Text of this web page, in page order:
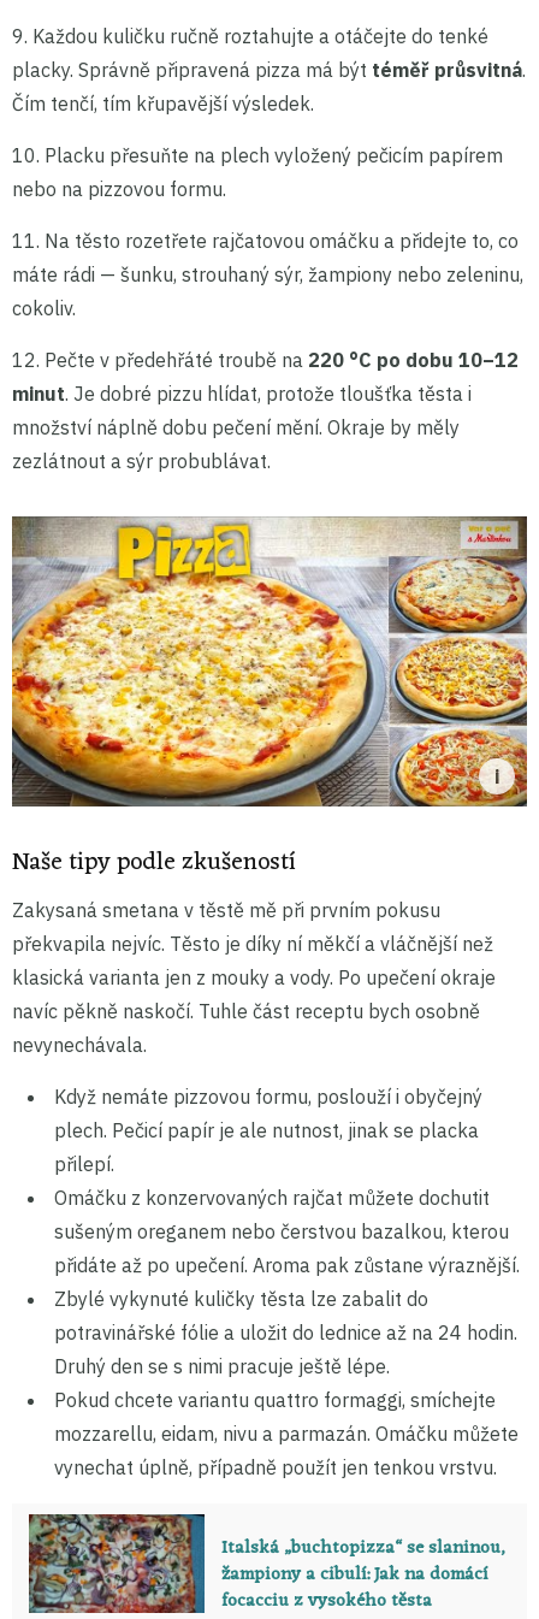
9. Každou kuličku ručně roztahujte a otáčejte do tenké
placky. Správně připravená pizza má být téměř průsvitná.
Čím tenčí, tím křupavější výsledek.
10. Placku přesuňte na plech vyložený pečicím papírem
nebo na pizzovou formu.
11. Na těsto rozetřete rajčatovou omáčku a přidejte to, co
máte rádi — šunku, strouhaný sýr, žampiony nebo zeleninu,
cokoliv.
12. Pečte v předehřáté troubě na 220 °C po dobu 10–12
minut. Je dobré pizzu hlídat, protože tloušťka těsta i
množství náplně dobu pečení mění. Okraje by měly
zezlátnout a sýr probublávat.
Naše tipy podle zkušeností
Zakysaná smetana v těstě mě při prvním pokusu
překvapila nejvíc. Těsto je díky ní měkčí a vláčnější než
klasická varianta jen z mouky a vody. Po upečení okraje
navíc pěkně naskočí. Tuhle část receptu bych osobně
nevynechávala.
Když nemáte pizzovou formu, poslouží i obyčejný
plech. Pečicí papír je ale nutnost, jinak se placka
přilepí.
Omáčku z konzervovaných rajčat můžete dochutit
sušeným oreganem nebo čerstvou bazalkou, kterou
přidáte až po upečení. Aroma pak zůstane výraznější.
Zbylé vykynuté kuličky těsta lze zabalit do
potravinářské fólie a uložit do lednice až na 24 hodin.
Druhý den se s nimi pracuje ještě lépe.
Pokud chcete variantu quattro formaggi, smíchejte
mozzarellu, eidam, nivu a parmazán. Omáčku můžete
vynechat úplně, případně použít jen tenkou vrstvu.
Italská „buchtopizza“ se slaninou,
žampiony a cibulí: Jak na domácí
focacciu z vysokého těsta